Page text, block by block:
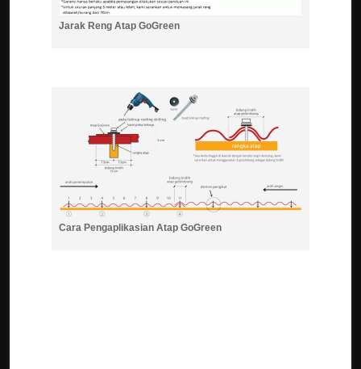
Jarak Reng Atap GoGreen
Cara Pengaplikasian Atap GoGreen